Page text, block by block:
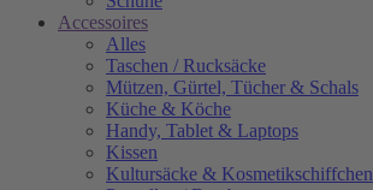
Accessoires
Alles
Taschen / Rucksäcke
Mützen, Gürtel, Tücher & Schals
Küche & Köche
Handy, Tablet & Laptops
Kissen
Kultursäcke & Kosmetikschiffchen